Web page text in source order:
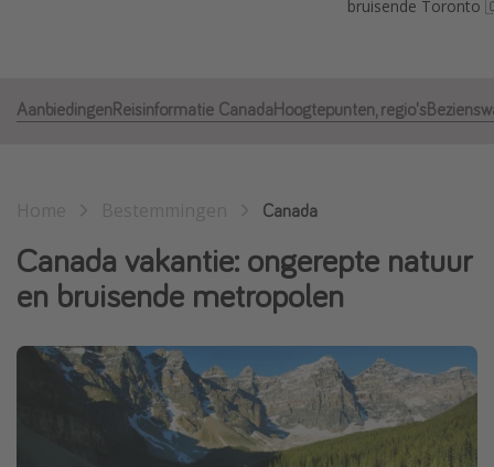
Autoverhuur
Zonvakanties
Rondreizen
Meer onderwerpen
bruisende
AanbiedingenReisinformatie CanadaHoogtepunten, regio's
Canada
Canada vakantie: ongerepte natuur
en bruisende metropolen